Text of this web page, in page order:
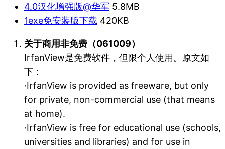
4.0汉化增强版@华军 5.8MB
1exe免安装版下载 420KB
关于商用非免费（061009）
IrfanView是免费软件，但限个人使用。原文如
下：
·IrfanView is provided as freeware, but only
for private, non-commercial use (that means
at home).
·IrfanView is free for educational use (schools,
universities and libraries) and for use in